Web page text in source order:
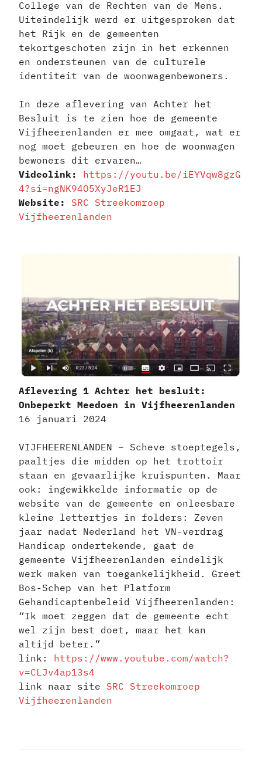
College van de Rechten van de Mens.
Uiteindelijk werd er uitgesproken dat
het Rijk en de gemeenten
tekortgeschoten zijn in het erkennen
en ondersteunen van de culturele
identiteit van de woonwagenbewoners.
In deze aflevering van Achter het
Besluit is te zien hoe de gemeente
Vijfheerenlanden er mee omgaat, wat er
nog moet gebeuren en hoe de woonwagen
bewoners dit ervaren…
Videolink:
https://youtu.be/iEYVqw8gzG
4?si=ngNK94O5XyJeR1EJ
Website:
SRC Streekomroep
Vijfheerenlanden
Aflevering 1 Achter het besluit:
Onbeperkt Meedoen in Vijfheerenlanden
16 januari 2024
VIJFHEERENLANDEN – Scheve stoeptegels,
paaltjes die midden op het trottoir
staan en gevaarlijke kruispunten. Maar
ook: ingewikkelde informatie op de
website van de gemeente en onleesbare
kleine lettertjes in folders: Zeven
jaar nadat Nederland het VN-verdrag
Handicap ondertekende, gaat de
gemeente Vijfheerenlanden eindelijk
werk maken van toegankelijkheid. Greet
Bos-Schep van het Platform
Gehandicaptenbeleid Vijfheerenlanden:
“Ik moet zeggen dat de gemeente echt
wel zijn best doet, maar het kan
altijd beter.”
link: https://www.youtube.com/watch?
v=CLJv4ap13s4
link naar site SRC Streekomroep
Vijfheerenlanden